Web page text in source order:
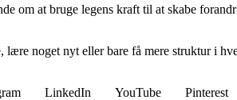
om at bruge legens kraft til at skabe
lære noget nyt eller bare få mere struktur i
LinkedIn YouTube Pinterest